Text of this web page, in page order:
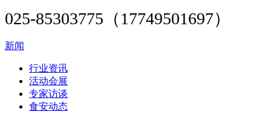
025-85303775（17749501697）
新闻
行业资讯
活动会展
专家访谈
食安动态